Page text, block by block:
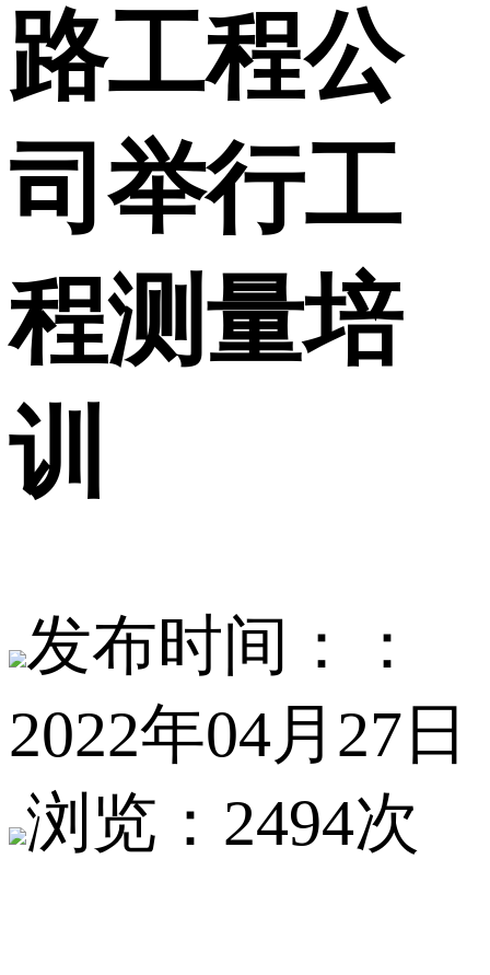
路工程公
司举行工
程测量培
训
发布时间：：
2022年04月27日
浏览：2494次